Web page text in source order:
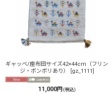
ギャッベ/座布団サイズ42×44cm（フリン
ジ・ボンボリあり）
[gz_1111]
11,000円 (税込)